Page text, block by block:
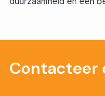
Contacteer